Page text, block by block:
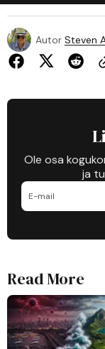
Autor Steven
Ole osa
ja
Read More